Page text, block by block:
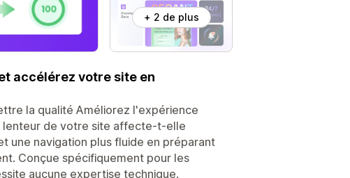
+ 2 de plus
accélérez votre site en
la qualité Améliorez l'expérience
lenteur de votre site affecte-t-elle
une navigation plus fluide en préparant
Conçue spécifiquement pour les
aucune expertise technique.